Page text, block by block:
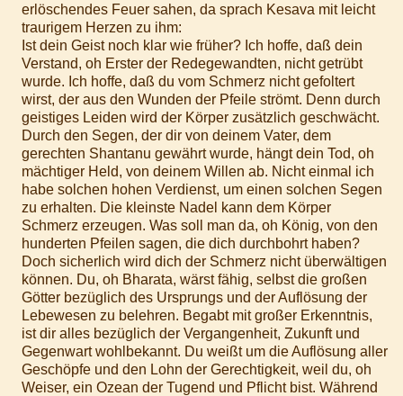
erlöschendes Feuer sahen, da sprach Kesava mit leicht
traurigem Herzen zu ihm:
Ist dein Geist noch klar wie früher? Ich hoffe, daß dein
Verstand, oh Erster der Redegewandten, nicht getrübt
wurde. Ich hoffe, daß du vom Schmerz nicht gefoltert
wirst, der aus den Wunden der Pfeile strömt. Denn durch
geistiges Leiden wird der Körper zusätzlich geschwächt.
Durch den Segen, der dir von deinem Vater, dem
gerechten Shantanu gewährt wurde, hängt dein Tod, oh
mächtiger Held, von deinem Willen ab. Nicht einmal ich
habe solchen hohen Verdienst, um einen solchen Segen
zu erhalten. Die kleinste Nadel kann dem Körper
Schmerz erzeugen. Was soll man da, oh König, von den
hunderten Pfeilen sagen, die dich durchbohrt haben?
Doch sicherlich wird dich der Schmerz nicht überwältigen
können. Du, oh Bharata, wärst fähig, selbst die großen
Götter bezüglich des Ursprungs und der Auflösung der
Lebewesen zu belehren. Begabt mit großer Erkenntnis,
ist dir alles bezüglich der Vergangenheit, Zukunft und
Gegenwart wohlbekannt. Du weißt um die Auflösung aller
Geschöpfe und den Lohn der Gerechtigkeit, weil du, oh
Weiser, ein Ozean der Tugend und Pflicht bist. Während